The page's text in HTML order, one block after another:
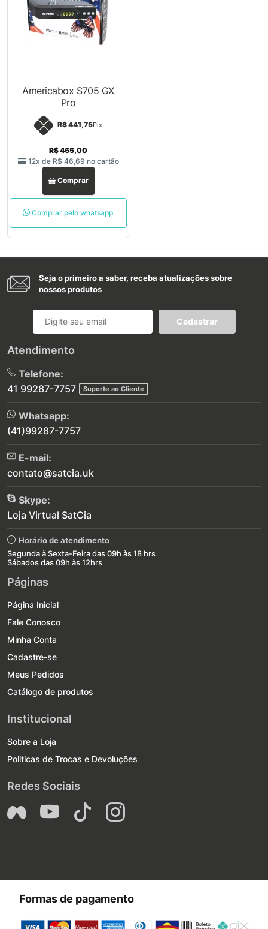
Americabox S705 GX
Pro
R$ 441,75Pix
R$ 465,00
12x de R$ 46,69 no cartão
Comprar
Comprar pelo whatsapp
Seja o primeiro a saber, receba atualizações sobre
nossos produtos
Cadastrar
Atendimento
Telefone:
41 99287-7757
Suporte ao Cliente
Whatsapp:
(41)99287-7757
E-mail:
contato@satcia.uk
Skype:
Loja Virtual SatCia
Horário de atendimento
Segunda à Sexta-Feira das 09h às 18 hrs
Sábados das 09h às 12hrs
Páginas
Página Inicial
Fale Conosco
Minha Conta
Cadastre-se
Meus Pedidos
Catálogo de produtos
Institucional
Sobre a Loja
Politicas de Trocas e Devoluções
Redes Sociais
Formas de pagamento